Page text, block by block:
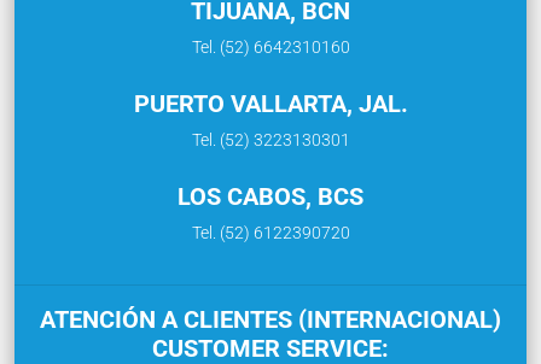
TIJUANA, BCN
Tel. (52) 6642310160
PUERTO VALLARTA, JAL.
Tel. (52) 3223130301
LOS CABOS, BCS
Tel. (52) 6122390720
ATENCIÓN A CLIENTES (INTERNACIONAL)
CUSTOMER SERVICE: